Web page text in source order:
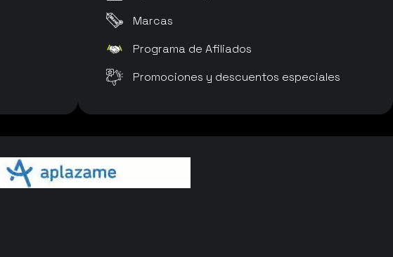
Marcas
Programa de Afiliados
Promociones y descuentos especiales